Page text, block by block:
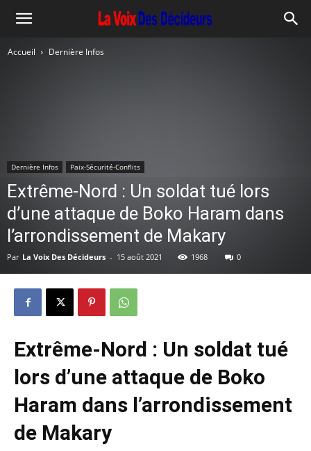
Accueil Dernière Infos
Dernière Infos Paix-Sécurité-Conflits
Extrême-Nord : Un soldat tué lors
d’une attaque de Boko Haram dans
l’arrondissement de Makary
Par La Voix Des Décideurs - 15 août 2021 1968 0
Extrême-Nord : Un soldat tué
lors d’une attaque de Boko
Haram dans l’arrondissement
de Makary